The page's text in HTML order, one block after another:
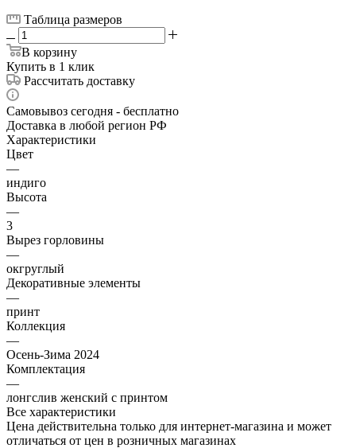
Таблица размеров
В корзину
Купить в 1 клик
Рассчитать доставку
Самовывоз сегодня - бесплатно
Доставка в любой регион РФ
Характеристики
Цвет
—
индиго
Высота
—
3
Вырез горловины
—
окгруглый
Декоративные элементы
—
принт
Коллекция
—
Осень-Зима 2024
Комплектация
—
лонгслив женский с принтом
Все характеристики
Цена действительна только для интернет-магазина и может
отличаться от цен в розничных магазинах